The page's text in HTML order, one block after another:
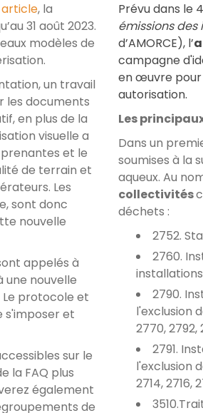
, la
31 août 2023.
modèles de
un travail
les documents
en plus de la
visuelle a
et le
de terrain et
Les
sont donc
nouvelle
appelés à
nouvelle
protocole et
s'imposer et
sur le
la FAQ plus
également
de
Prévu dans le
émissions
d’AMORCE), l’
campagne
en œuvre pour
autorisation.
Les
Dans un
soumises à la
aqueux. Au
collectivités
déchets :
2752.
2760.
2790.
l'exclusion
2770, 2792,
2791.
l'exclusion
2714, 2716,